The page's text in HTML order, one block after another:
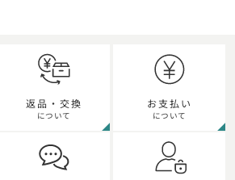
返品・交換
について
お支払い
について